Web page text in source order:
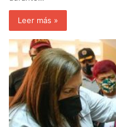
Leer más »